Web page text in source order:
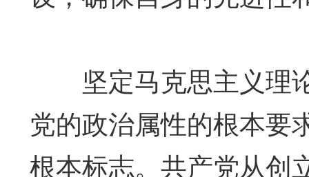
坚定马克思主义理
党的政治属性的根本要
根本标志。共产党从创